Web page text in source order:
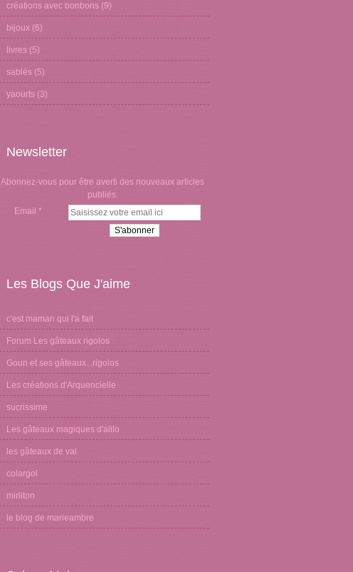
créations avec bonbons (9)
bijoux (6)
livres (5)
sablés (5)
yaourts (3)
Newsletter
Abonnez-vous pour être averti des nouveaux articles
publiés.
Email
Les Blogs Que J'aime
c'est maman qui l'a fait
Forum Les gâteaux rigolos
Goun et ses gâteaux...rigolos
Les créations d'Arquencielle
sucrissime
Les gâteaux magiques d'alilo
les gâteaux de val
colargol
mirliton
le blog de marieambre